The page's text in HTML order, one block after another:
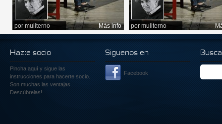
por muliterno Más info por muliterno
Hazte socio
Pincha aquí y sigue las
instrucciones para hacerte socio.
Son muchas las ventajas.
Descúbrelas!
Siguenos en
Facebook